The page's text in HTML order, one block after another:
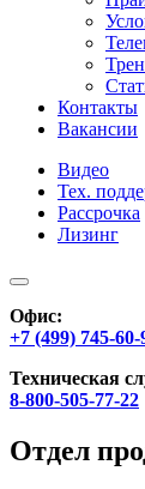
Контакты
Вакансии
Видео
Тех.
Рассрочка
Лизинг
Офис:
+7 (499) 745-60-
Техническая
8-800-505-77-22
Отдел